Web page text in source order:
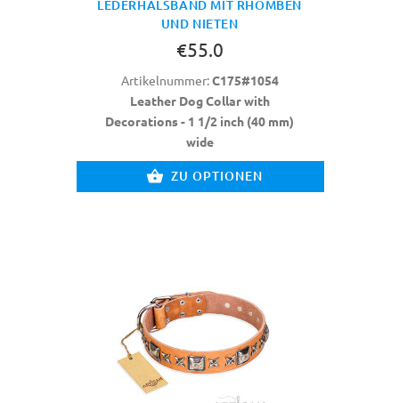
LEDERHALSBAND MIT RHOMBEN
UND NIETEN
€55.0
Artikelnummer:C175#1054
Leather Dog Collar with
Decorations - 1 1/2 inch (40 mm)
wide
ZU OPTIONEN